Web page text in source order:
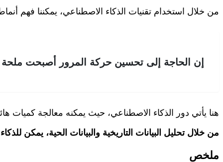
من خلال استخدام تقنيات الذكاء الاصطناعي، يمكننا فهم
إن الحاجة إلى تحسين حركة المرور أصبحت
هنا يأتي دور الذكاء الاصطناعي، حيث يمكنه معالجة
من خلال تحليل البيانات التاريخية والبيانات الحية،
ملخص